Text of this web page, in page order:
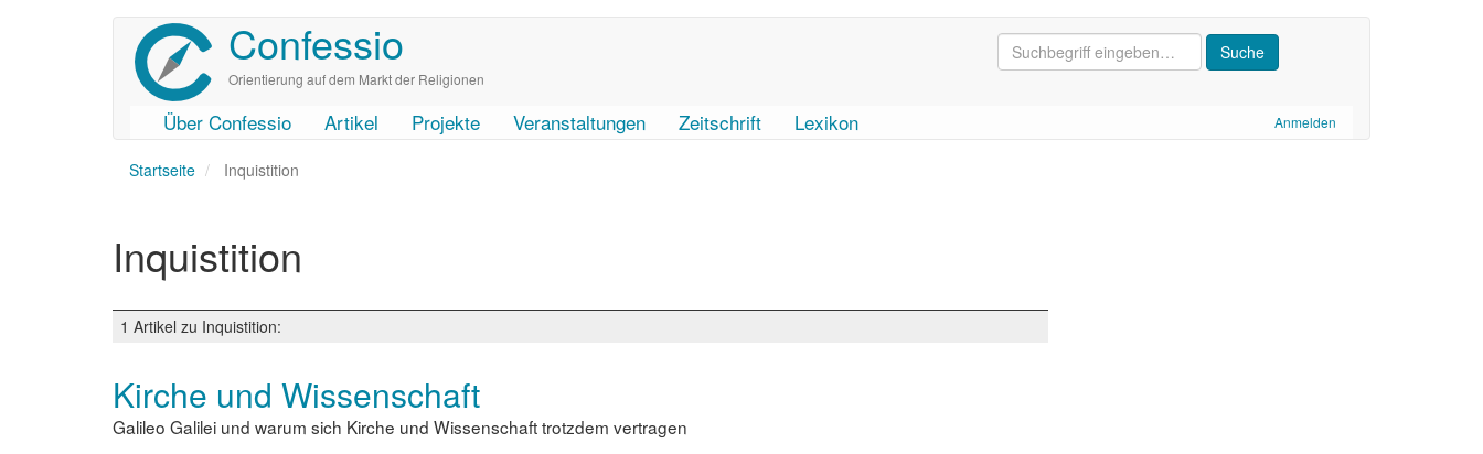
Confessio
Orientierung auf dem Markt der Religionen
User
account
Anmelden
Main
navigation
Über Confessio Artikel Projekte Veranstaltungen Zeitschrift Lexikon
Startseite Inquistition
Inquistition
1 Artikel zu Inquistition:
Kirche und Wissenschaft
Galileo Galilei und warum sich Kirche und Wissenschaft trotzdem vertragen